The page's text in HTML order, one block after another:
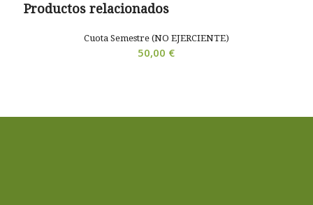
Productos relacionados
Cuota Semestre (NO EJERCIENTE)
50,00 €